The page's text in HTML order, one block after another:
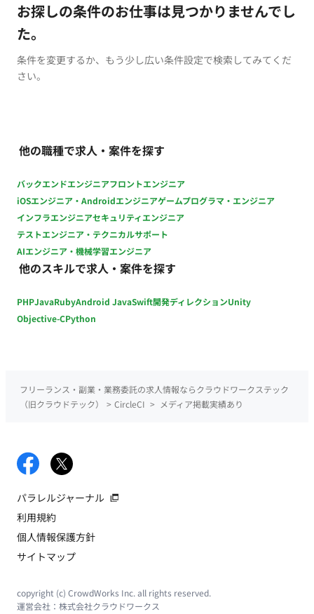
お探しの条件のお仕事は見つかりませんでし
た。
条件を変更するか、もう少し広い条件設定で検索してみてくだ
さい。
他の職種で求人・案件を探す
バックエンドエンジニアフロントエンジニア
iOSエンジニア・Androidエンジニアゲームプログラマ・エンジニア
インフラエンジニアセキュリティエンジニア
テストエンジニア・テクニカルサポート
AIエンジニア・機械学習エンジニア
他のスキルで求人・案件を探す
PHPJavaRubyAndroid JavaSwift開発ディレクションUnity
Objective-CPython
フリーランス・副業・業務委託の求人情報ならクラウドワークステック
（旧クラウドテック）
> CircleCI > メディア掲載実績あり
パラレルジャーナル
利用規約
個人情報保護方針
サイトマップ
copyright (c) CrowdWorks Inc. all rights reserved.
運営会社： 株式会社クラウドワークス